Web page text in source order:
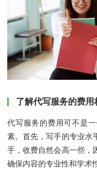
了解代写服务的费用
代写服务的费用可不是
素。首先，写手的专业水
手，收费自然会高一些，
确保内容的专业性和学术